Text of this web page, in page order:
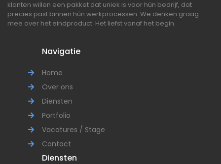
klanten willen een pakket dat uniek is voor hún bedrijf, dat
precies past binnen hún werkprocessen. We denken graag
mee over het eindproduct. Het liefst vanaf het begin.
Navigatie
Home
Over ons
Diensten
Portfolio
Vacatures / Stage
Contact
Diensten